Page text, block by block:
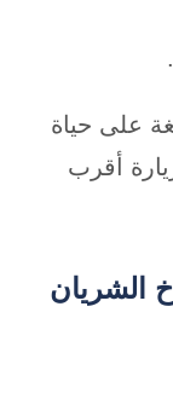
على حياة
أقرب
الشريان